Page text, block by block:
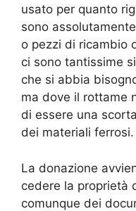
usato per quanto
sono
o pezzi di ricambio
ci sono tantissime
che si abbia
ma dove il rottame
di essere una
dei materiali ferrosi.
La donazione
cedere la proprietà
comunque dei